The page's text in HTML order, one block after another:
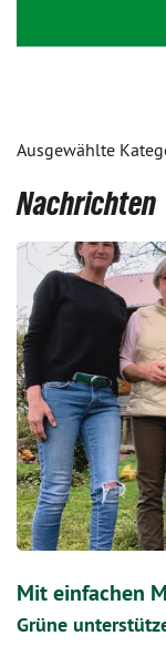
Ausgewählte
Nachrichten
Mit einfachen
Grüne